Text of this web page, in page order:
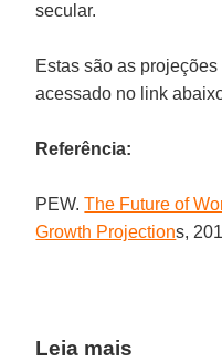
secular.
Estas são as
acessado no link
Referência:
PEW.The Future of
Growth Projections,
Leia mais